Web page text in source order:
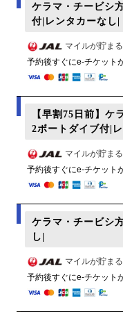
ケラマ・チービシ
付|レンタカーなし|
マイルが貯まる
予約後すぐにe-チケット
【早割75日前】ケ
2ボートダイブ付|
マイルが貯まる
予約後すぐにe-チケット
ケラマ・チービシ
し|
マイルが貯まる
予約後すぐにe-チケット